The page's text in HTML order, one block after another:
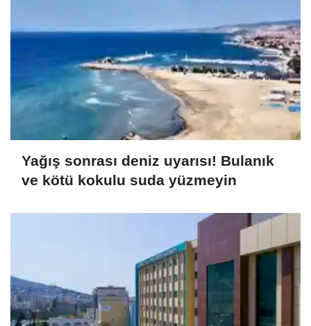
Yağış sonrası deniz uyarısı! Bulanık
ve kötü kokulu suda yüzmeyin